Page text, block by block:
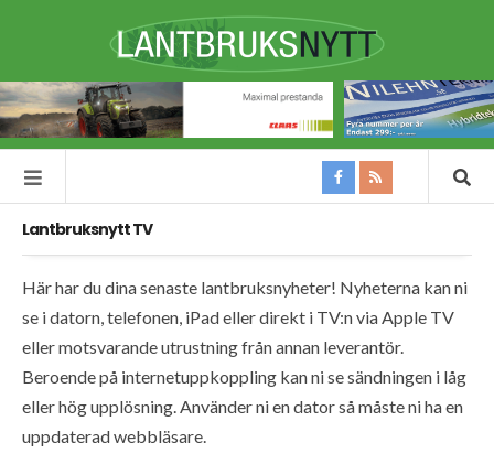
Lantbruksnytt TV
Här har du dina senaste lantbruksnyheter! Nyheterna kan ni
se i datorn, telefonen, iPad eller direkt i TV:n via Apple TV
eller motsvarande utrustning från annan leverantör.
Beroende på internetuppkoppling kan ni se sändningen i låg
eller hög upplösning. Använder ni en dator så måste ni ha en
uppdaterad webbläsare.